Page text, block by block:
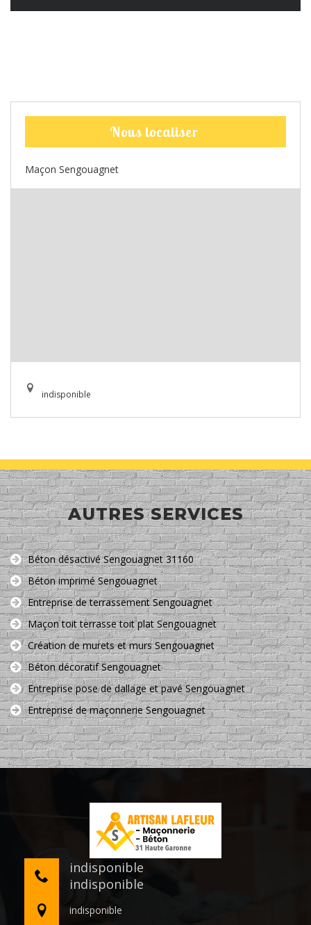
Nous localiser
Maçon Sengouagnet
indisponible
AUTRES SERVICES
Béton désactivé Sengouagnet 31160
Béton imprimé Sengouagnet
Entreprise de terrassement Sengouagnet
Maçon toit terrasse toit plat Sengouagnet
Création de murets et murs Sengouagnet
Béton décoratif Sengouagnet
Entreprise pose de dallage et pavé Sengouagnet
Entreprise de maçonnerie Sengouagnet
indisponible
indisponible
indisponible